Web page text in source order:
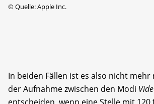
©Quelle: Apple Inc.
In beiden Fällen ist es also nicht
der Aufnahme zwischen den Modi
entscheiden, wenn eine Stelle mit